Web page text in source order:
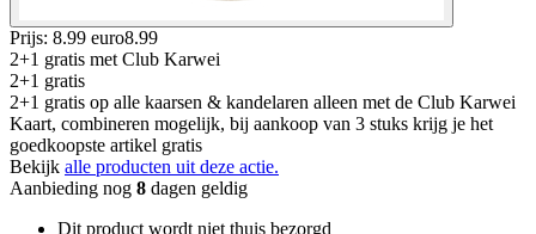
Prijs: 8.99 euro8.99
2+1 gratis met Club Karwei
2+1 gratis
2+1 gratis op alle kaarsen & kandelaren alleen met de Club Karwei
Kaart, combineren mogelijk, bij aankoop van 3 stuks krijg je het
goedkoopste artikel gratis
Bekijk alle producten uit deze actie.
Aanbieding nog 8 dagen geldig
Dit product wordt niet thuis bezorgd